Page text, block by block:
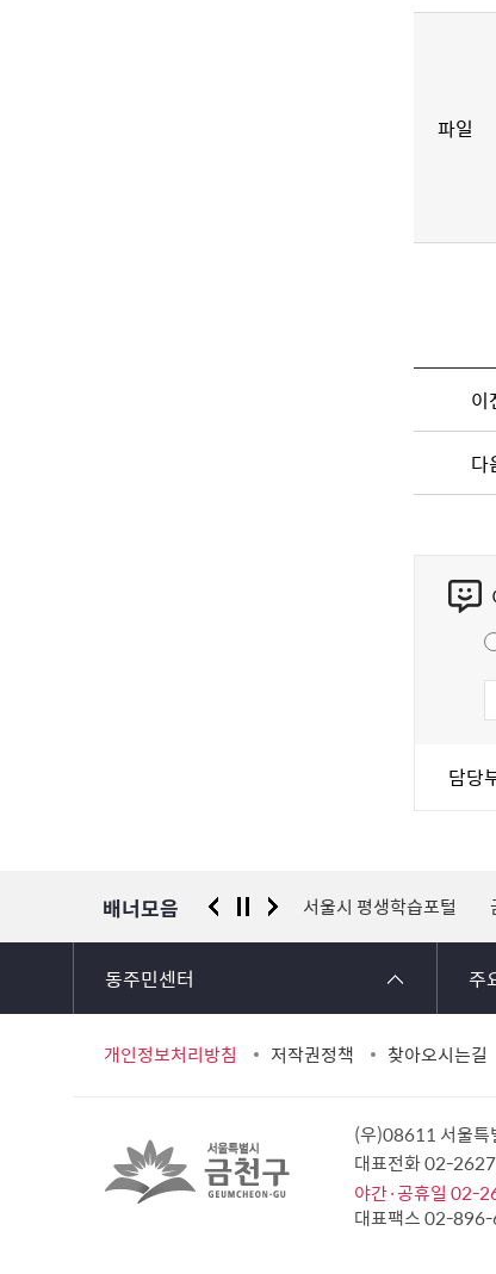
파일
이
다
담당
배너모음
경찰청 유실물 통합포털 서울시 평생학습포털
동주민센터 주
개인정보처리방침 저작권정책 찾아오시는길
(우)08611 서울특
대표전화 02-
야간·공휴일 02-
대표팩스 02-